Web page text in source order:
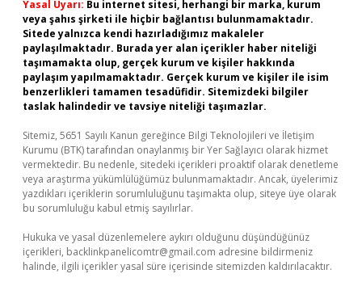
Yasal Uyarı: Bu internet sitesi, herhangi bir marka, kurum
veya şahıs şirketi ile hiçbir bağlantısı bulunmamaktadır.
Sitede yalnızca kendi hazırladığımız makaleler
paylaşılmaktadır. Burada yer alan içerikler haber niteliği
taşımamakta olup, gerçek kurum ve kişiler hakkında
paylaşım yapılmamaktadır. Gerçek kurum ve kişiler ile isim
benzerlikleri tamamen tesadüfidir. Sitemizdeki bilgiler
taslak halindedir ve tavsiye niteliği taşımazlar.
Sitemiz, 5651 Sayılı Kanun gereğince Bilgi Teknolojileri ve İletişim
Kurumu (BTK) tarafından onaylanmış bir Yer Sağlayıcı olarak hizmet
vermektedir. Bu nedenle, sitedeki içerikleri proaktif olarak denetleme
veya araştırma yükümlülüğümüz bulunmamaktadır. Ancak, üyelerimiz
yazdıkları içeriklerin sorumluluğunu taşımakta olup, siteye üye olarak
bu sorumluluğu kabul etmiş sayılırlar.
Hukuka ve yasal düzenlemelere aykırı olduğunu düşündüğünüz
içerikleri, backlinkpanelicomtr@gmail.com adresine bildirmeniz
halinde, ilgili içerikler yasal süre içerisinde sitemizden kaldırılacaktır.